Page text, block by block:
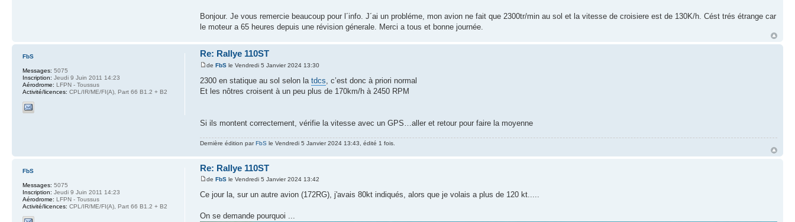
Bonjour. Je vous remercie beaucoup pour l´info. J´ai un probléme, mon avion ne fait que 2300tr/min au sol et la vitesse de croisiere est de 130K/h. Cést trés étrange car
le moteur a 65 heures depuis une révision génerale. Merci a tous et bonne journée.
Re: Rallye 110ST
deFbS le Vendredi 5 Janvier 2024 13:30
2300 en statique au sol selon latdcs , c’est donc à priori normal
Et les nôtres croisent à un peu plus de 170km/h à 2450 RPM
Si ils montent correctement, vérifie la vitesse avec un GPS…aller et retour pour faire la moyenne
Dernière édition parFbS le Vendredi 5 Janvier 2024 13:43, édité 1 fois.
FbS
Messages: 5075
Inscription: Jeudi 9 Juin 2011 14:23
Aérodrome: LFPN - Toussus
Activité/licences: CPL/IR/ME/FI(A), Part 66 B1.2 + B2
Re: Rallye 110ST
deFbS le Vendredi 5 Janvier 2024 13:42
Ce jour la, sur un autre avion (172RG), j'avais 80kt indiqués, alors que je volais a plus de 120 kt.....
On se demande pourquoi ...
FbS
Messages: 5075
Inscription: Jeudi 9 Juin 2011 14:23
Aérodrome: LFPN - Toussus
Activité/licences: CPL/IR/ME/FI(A), Part 66 B1.2 + B2